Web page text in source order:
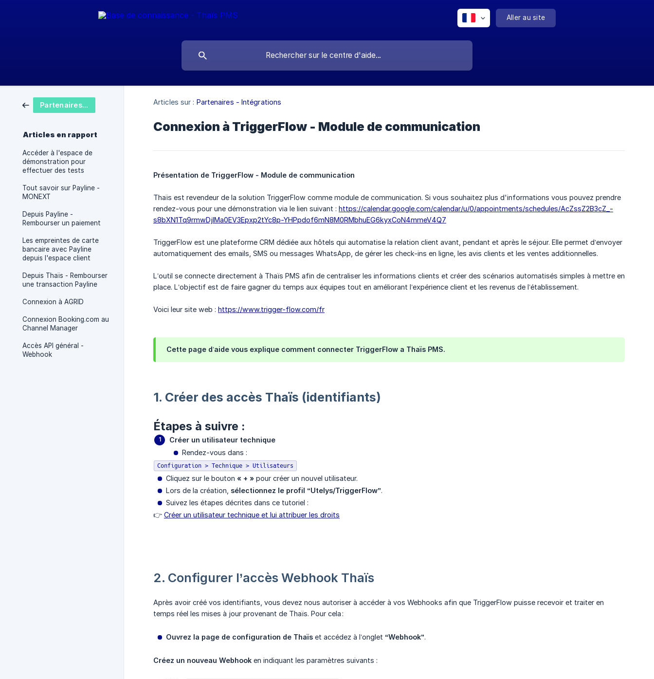
Aller au site
Partenaires - Intégrations
Articles en rapport
Accéder à l'espace de
démonstration pour
effectuer des tests
Tout savoir sur Payline -
MONEXT
Depuis Payline -
Rembourser un paiement
Les empreintes de carte
bancaire avec Payline
depuis l'espace client
Depuis Thaïs - Rembourser
une transaction Payline
Connexion à AGRID
Connexion Booking.com au
Channel Manager
Accès API général -
Webhook
Articles sur : Partenaires - Intégrations
Connexion à TriggerFlow - Module de communication
Présentation de TriggerFlow - Module de communication
Thaïs est revendeur de la solution TriggerFlow comme module de communication. Si vous souhaitez plus d'informations vous pouvez prendre
rendez-vous pour une démonstration via le lien suivant : https://calendar.google.com/calendar/u/0/appointments/schedules/AcZssZ2B3cZ_-
s8bXN1Tq9rmwDjlMa0EV3Epxp2tYc8p-YHPpdof6mN8M0RMbhuEG6kyxCoN4mmeV4Q7
TriggerFlow est une plateforme CRM dédiée aux hôtels qui automatise la relation client avant, pendant et après le séjour. Elle permet d’envoyer
automatiquement des emails, SMS ou messages WhatsApp, de gérer les check-ins en ligne, les avis clients et les ventes additionnelles.
L’outil se connecte directement à Thaïs PMS afin de centraliser les informations clients et créer des scénarios automatisés simples à mettre en
place. L’objectif est de faire gagner du temps aux équipes tout en améliorant l’expérience client et les revenus de l’établissement.
Voici leur site web : https://www.trigger-flow.com/fr
Cette page d’aide vous explique comment connecter TriggerFlow a Thaïs PMS.
1. Créer des accès Thaïs (identifiants)
Étapes à suivre :
Créer un utilisateur technique
Rendez-vous dans :
Configuration > Technique > Utilisateurs
Cliquez sur le bouton « + » pour créer un nouvel utilisateur.
Lors de la création, sélectionnez le profil “Utelys/TriggerFlow”.
Suivez les étapes décrites dans ce tutoriel :
👉 Créer un utilisateur technique et lui attribuer les droits
2. Configurer l’accès Webhook Thaïs
Après avoir créé vos identifiants, vous devez nous autoriser à accéder à vos Webhooks afin que TriggerFlow puisse recevoir et traiter en
temps réel les mises à jour provenant de Thaïs. Pour cela :
Ouvrez la page de configuration de Thaïs et accédez à l’onglet “Webhook”.
Créez un nouveau Webhook en indiquant les paramètres suivants :